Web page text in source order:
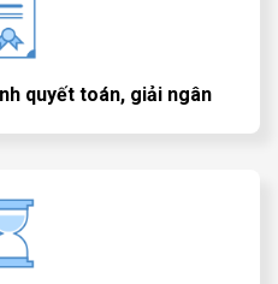
quyết toán, giải ngân